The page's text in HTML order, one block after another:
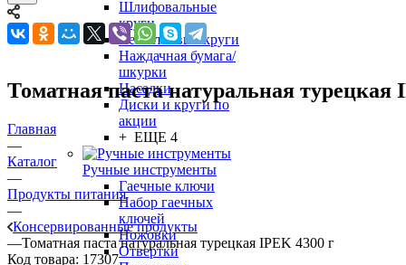
Шлифовальные
круги
Лепестковые круги
Наждачная бумага/
шкурки
Насадки
Диски и круги по
акции
+ ЕЩЕ 4
Ручные инструменты
Гаечные ключи
Набор гаечных
ключей
Ножовки
Отвертки
Томатная паста натуральная турецкая
Главная
—
Каталог
—
Продукты питания
—
Консервированные продукты
—Томатная паста натуральная турецкая IPEK 4300 г
Код товара: 17307